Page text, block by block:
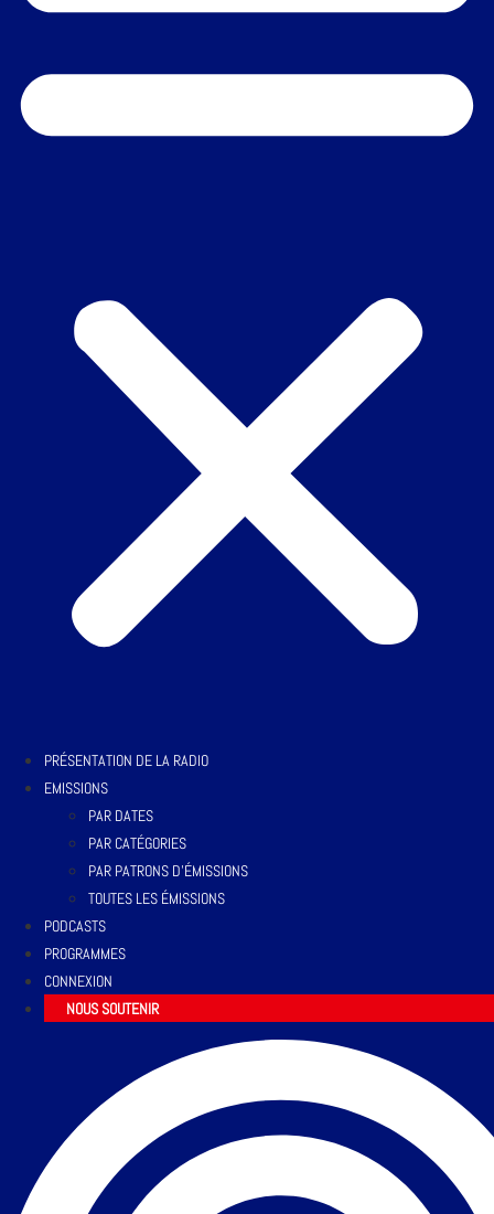
PRÉSENTATION DE LA RADIO
EMISSIONS
PAR DATES
PAR CATÉGORIES
PAR PATRONS D’ÉMISSIONS
TOUTES LES ÉMISSIONS
PODCASTS
PROGRAMMES
CONNEXION
NOUS SOUTENIR